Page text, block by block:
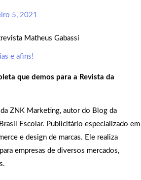
5, 2021
que demos para a Revista da
ZNK Marketing, autor do Blog da
Escolar. Publicitário especializado em
e design de marcas. Ele realiza
empresas de diversos mercados,